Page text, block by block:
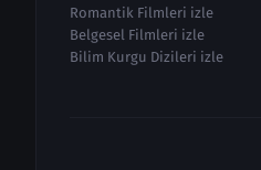
Romantik Filmleri izle
Belgesel Filmleri izle
Bilim Kurgu Dizileri izle